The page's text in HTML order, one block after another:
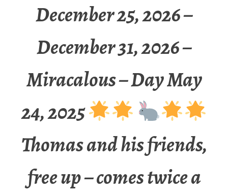
December 25, 2026 –
December 31, 2026 –
Miracalous – Day May
24, 2025
Thomas and his friends,
free up – comes twice a